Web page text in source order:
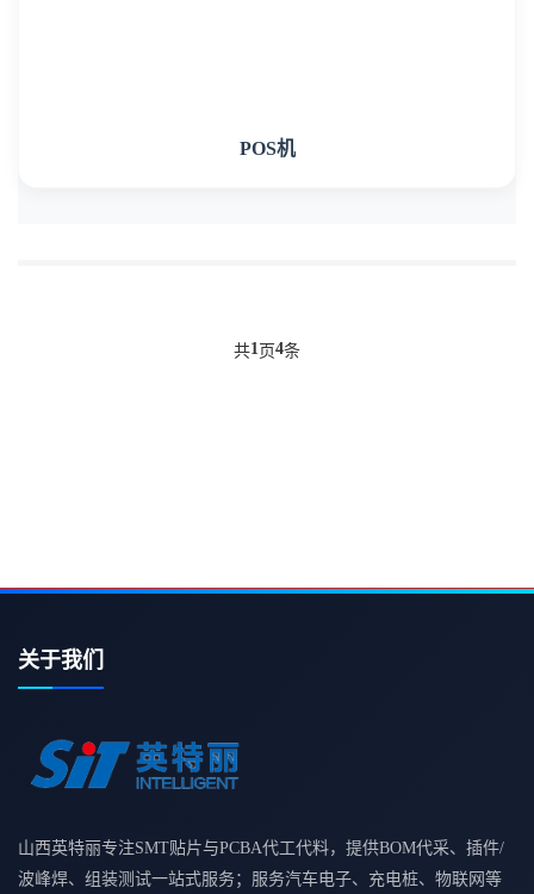
POS机
共1页4条
关于我们
山西英特丽专注SMT贴片与PCBA代工代料，提供BOM代采、插件/
波峰焊、组装测试一站式服务；服务汽车电子、充电桩、物联网等